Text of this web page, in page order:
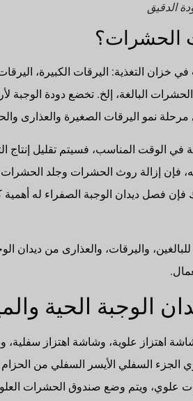
الدقيق
الحشرات؟
خزان التغذية: اليرقات الكبيرة،
البالغة، إلخ. تخضع دودة الوجبة
نمو اليرقات الصغيرة والعذارى
الوقت المناسب، فسيتم تقليل إنتاج
فإن إزالة روث الحشرات وجلد
فصل ديدان الوجبة الصفراء له أهمية
واليرقات، والعذارى من
الوجبة الحية
اهتزاز علوية، وشاشة اهتزاز
الجزء السفلي الأيسر السفلي من
علوي، ويتم وضع صندوق الحشرات